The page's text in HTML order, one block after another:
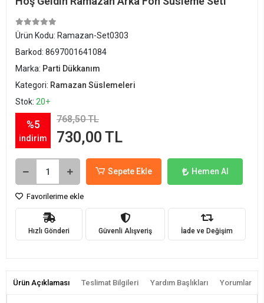
Ürün Kodu: Ramazan-Set0303
Barkod: 8697001641084
Marka: Parti Dükkanım
Kategori: Ramazan Süslemeleri
Stok: 20+
%5
indirim
768,50 TL
730,00 TL
Sepete Ekle Hemen Al
Favorilerime ekle
Hızlı Gönderi Güvenli Alışveriş İade ve Değişim
Ürün Açıklaması Teslimat Bilgileri Yardım Başlıkları Yorumlar